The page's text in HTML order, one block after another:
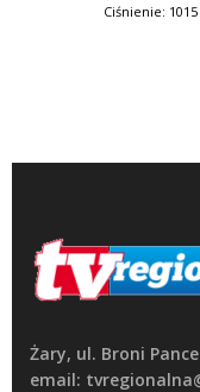
Ciśnienie:
Żary, ul. Broni
email: